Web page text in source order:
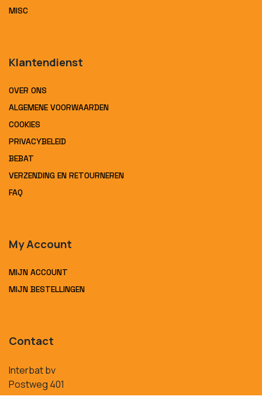
MISC
Klantendienst
OVER ONS
ALGEMENE VOORWAARDEN
COOKIES
PRIVACYBELEID
BEBAT
VERZENDING EN RETOURNEREN
FAQ
My Account
MIJN ACCOUNT
MIJN BESTELLINGEN
Contact
Interbat bv
Postweg 401